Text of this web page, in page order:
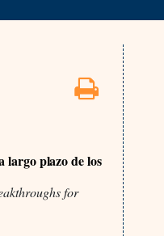
largo plazo de los
for